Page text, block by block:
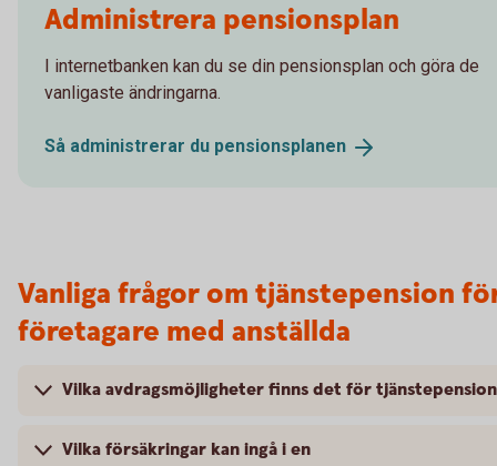
Administrera pensionsplan
I internetbanken kan du se din pensionsplan och göra de
vanligaste ändringarna.
Så administrerar du pensionsplanen
Vanliga frågor om tjänstepension
företagare med anställda
Vilka avdragsmöjligheter finns det för
Vilka försäkringar kan ingå i en